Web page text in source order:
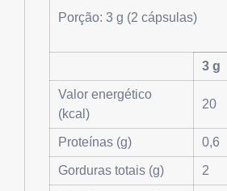
Porção: 3 g (2 cápsulas)
3 g
Valor energético
(kcal)
20
Proteínas (g) 0,6
Gorduras totais (g) 2